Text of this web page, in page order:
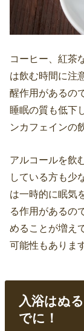
コーヒー、紅茶
は飲む時間に注
醒作用があるの
睡眠の質も低下
ンカフェインの
アルコールを飲
している方も少
は一時的に眠気
る作用があるの
めることが増え
可能性もありま
入浴はぬ
でに！